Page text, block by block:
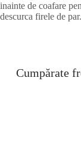
inainte de coafare
descurca firele de par.
Cumpărate